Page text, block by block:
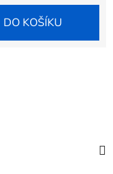
DO KOŠÍKU